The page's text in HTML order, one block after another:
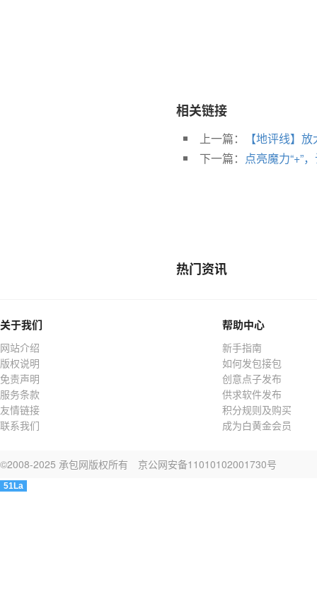
相关链接
上一篇：
【地评线】
下一篇： 点亮魔力“+”
热门资讯
关于我们
网站介绍
版权说明
免责声明
服务条款
友情链接
联系我们
帮助中心
新手指南
如何发包接包
创意点子发布
供求软件发布
积分规则及购买
成为白黄金会员
©2008-2025 承包网版权所有 京公网安备11010102001730号
51La